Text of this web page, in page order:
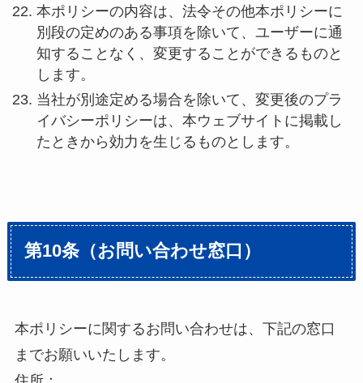
本ポリシーの内容は、法令その他本ポリシーに
別段の定めのある事項を除いて、ユーザーに通
知することなく、変更することができるものと
します。
当社が別途定める場合を除いて、変更後のプラ
イバシーポリシーは、本ウェブサイトに掲載し
たときから効力を生じるものとします。
第10条（お問い合わせ窓口）
本ポリシーに関するお問い合わせは、下記の窓口
までお願いいたします。